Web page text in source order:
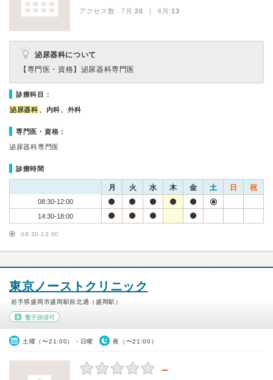
アクセス数 7月:20 | 6月:13
泌尿器科について
【専門医・資格】 泌尿器科専門医
診療科目：
泌尿器科 、内科、外科
専門医・資格：
泌尿器科専門医
診療時間
月 火 水 木 金 土 日 祝
08:30-12:00
14:30-18:00
08:30-13:00
東京ノーストクリニック
岩手県盛岡市盛岡駅前北通（盛岡駅）
電子決済可
土曜（〜21:00）・日曜 夜（〜21:00）
－